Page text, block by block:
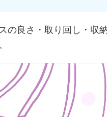
の良さ・取り回し・収